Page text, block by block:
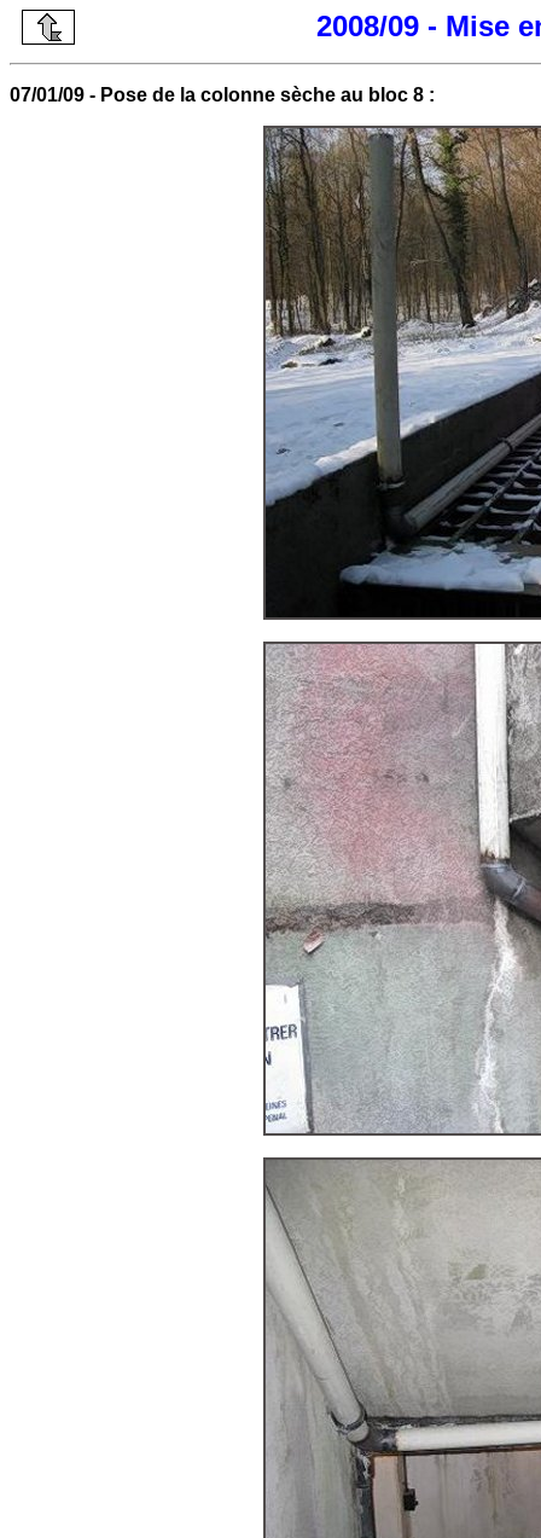
2008/09 - Mise
07/01/09 - Pose de la colonne sèche au bloc 8 :